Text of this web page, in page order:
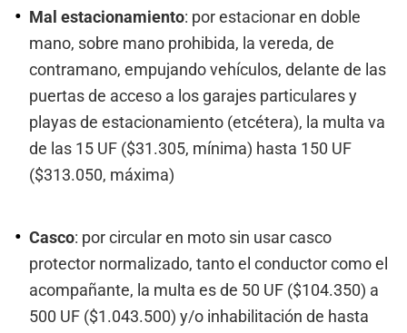
Mal estacionamiento: por estacionar en doble
mano, sobre mano prohibida, la vereda, de
contramano, empujando vehículos, delante de las
puertas de acceso a los garajes particulares y
playas de estacionamiento (etcétera), la multa va
de las 15 UF ($31.305, mínima) hasta 150 UF
($313.050, máxima)
Casco: por circular en moto sin usar casco
protector normalizado, tanto el conductor como el
acompañante, la multa es de 50 UF ($104.350) a
500 UF ($1.043.500) y/o inhabilitación de hasta